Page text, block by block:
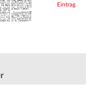
Eintrag